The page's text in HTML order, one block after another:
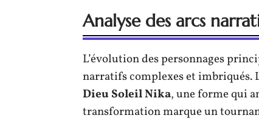
Analyse des arcs
L’évolution des personnages
narratifs complexes et imbriqués.
Dieu Soleil Nika, une forme qui
transformation marque un